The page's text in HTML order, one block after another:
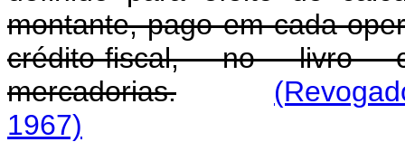
montante, pago em cada
crédito-fiscal, no livro
mercadorias.
1967)